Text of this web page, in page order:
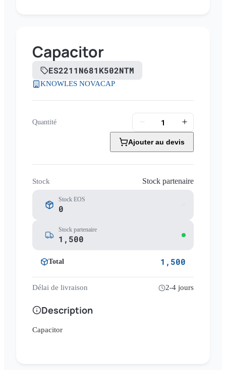
Capacitor
ES2211N681K502NTM
KNOWLES NOVACAP
Quantité
Ajouter au devis
Stock Stock partenaire
Stock EOS
0
Stock partenaire
1,500
Total 1,500
Délai de livraison 2-4 jours
Description
Capacitor